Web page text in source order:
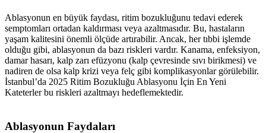
Ablasyonun en büyük faydası, ritim bozukluğunu tedavi ederek
semptomları ortadan kaldırması veya azaltmasıdır. Bu, hastaların
yaşam kalitesini önemli ölçüde artırabilir. Ancak, her tıbbi işlemde
olduğu gibi, ablasyonun da bazı riskleri vardır. Kanama, enfeksiyon,
damar hasarı, kalp zarı efüzyonu (kalp çevresinde sıvı birikmesi) ve
nadiren de olsa kalp krizi veya felç gibi komplikasyonlar görülebilir.
İstanbul’da 2025 Ritim Bozukluğu Ablasyonu İçin En Yeni
Kateterler bu riskleri azaltmayı hedeflemektedir.
Ablasyonun Faydaları